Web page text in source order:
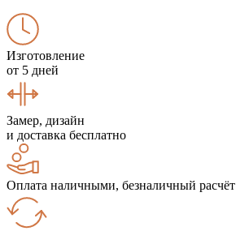
Изготовление
от 5 дней
Замер, дизайн
и доставка бесплатно
Оплата наличными, безналичный расчёт